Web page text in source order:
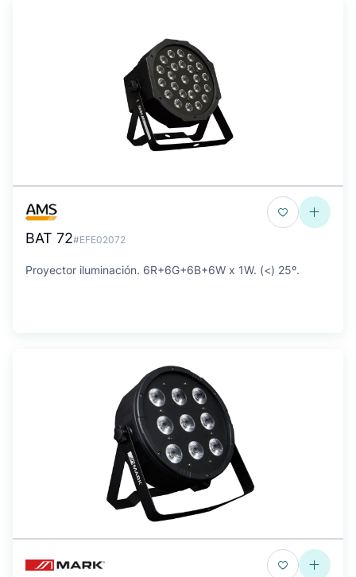
BAT 72#EFE02072
Proyector iluminación. 6R+6G+6B+6W x 1W. (<) 25º.